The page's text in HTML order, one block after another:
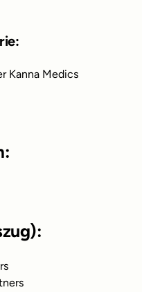
Kanna Medics